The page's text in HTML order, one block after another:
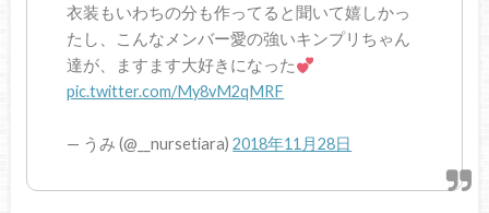
衣装もいわちの分も作ってると聞いて嬉しかっ
たし、こんなメンバー愛の強いキンプリちゃん
達が、ますます大好きになった
pic.twitter.com/My8vM2qMRF
— うみ (@__nursetiara)2018年11月28日